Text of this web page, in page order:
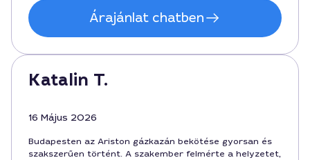
Árajánlat chatben
Katalin T.
16 Május 2026
Budapesten az Ariston gázkazán bekötése gyorsan és
szakszerűen történt. A szakember felmérte a helyzetet,